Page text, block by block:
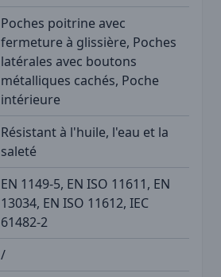
Poches poitrine avec
fermeture à glissière, Poches
latérales avec boutons
métalliques cachés, Poche
intérieure
Résistant à l'huile, l'eau et la
saleté
EN 1149-5, EN ISO 11611, EN
13034, EN ISO 11612, IEC
61482-2
/